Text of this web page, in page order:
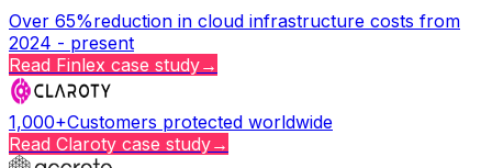
Over 65%reduction in cloud infrastructure costs from
2024 - present
Read Finlex case study→
1,000+Customers protected worldwide
Read Claroty case study→